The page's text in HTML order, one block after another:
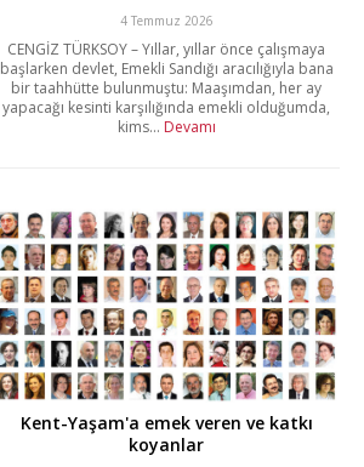
4 Temmuz 2026
CENGİZ TÜRKSOY – Yıllar, yıllar önce çalışmaya
başlarken devlet, Emekli Sandığı aracılığıyla bana
bir taahhütte bulunmuştu: Maaşımdan, her ay
yapacağı kesinti karşılığında emekli olduğumda,
kims... Devamı
Kent-Yaşam'a emek veren ve katkı
koyanlar